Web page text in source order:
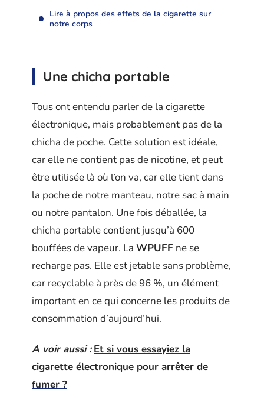
Lire à propos des effets de la cigarette sur
notre corps
Une chicha portable
Tous ont entendu parler de la cigarette
électronique, mais probablement pas de la
chicha de poche. Cette solution est idéale,
car elle ne contient pas de nicotine, et peut
être utilisée là où l’on va, car elle tient dans
la poche de notre manteau, notre sac à main
ou notre pantalon. Une fois déballée, la
chicha portable contient jusqu’à 600
bouffées de vapeur. La WPUFF ne se
recharge pas. Elle est jetable sans problème,
car recyclable à près de 96 %, un élément
important en ce qui concerne les produits de
consommation d’aujourd’hui.
A voir aussi : Et si vous essayiez la
cigarette électronique pour arrêter de
fumer ?